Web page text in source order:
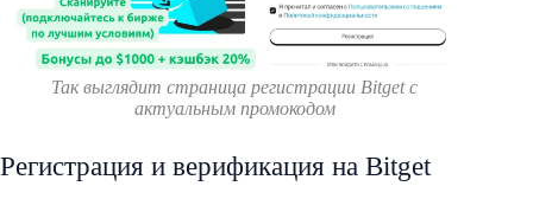
Так выглядит страница регистрации Bitget с
актуальным промокодом
Регистрация и верификация на Bitget